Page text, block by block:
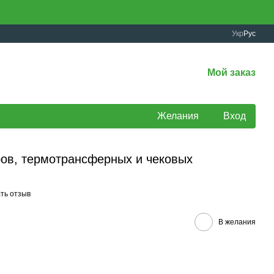
Укр Рус
Мой заказ
Желания Вход
термотрансферных и чековых
отзыв
В желания